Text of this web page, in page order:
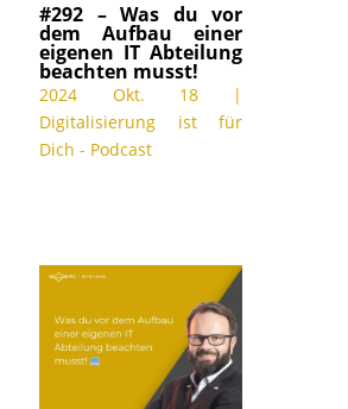
#292 – Was du vor
dem Aufbau einer
eigenen IT Abteilung
beachten musst!
2024 Okt. 18|
Digitalisierung ist für
Dich - Podcast